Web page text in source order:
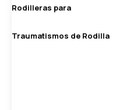
Rodilleras para
Traumatismos de Rodilla